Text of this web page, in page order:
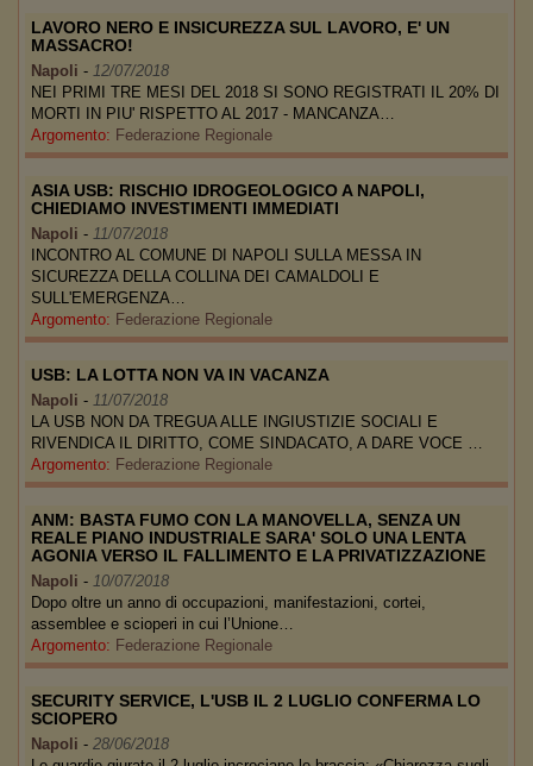
LAVORO NERO E INSICUREZZA SUL LAVORO, E' UN
MASSACRO!
Napoli - 12/07/2018
NEI PRIMI TRE MESI DEL 2018 SI SONO REGISTRATI IL 20% DI
MORTI IN PIU' RISPETTO AL 2017 - MANCANZA…
Argomento: Federazione Regionale
ASIA USB: RISCHIO IDROGEOLOGICO A NAPOLI,
CHIEDIAMO INVESTIMENTI IMMEDIATI
Napoli - 11/07/2018
INCONTRO AL COMUNE DI NAPOLI SULLA MESSA IN
SICUREZZA DELLA COLLINA DEI CAMALDOLI E
SULL'EMERGENZA…
Argomento: Federazione Regionale
USB: LA LOTTA NON VA IN VACANZA
Napoli - 11/07/2018
LA USB NON DA TREGUA ALLE INGIUSTIZIE SOCIALI E
RIVENDICA IL DIRITTO, COME SINDACATO, A DARE VOCE …
Argomento: Federazione Regionale
ANM: BASTA FUMO CON LA MANOVELLA, SENZA UN
REALE PIANO INDUSTRIALE SARA' SOLO UNA LENTA
AGONIA VERSO IL FALLIMENTO E LA PRIVATIZZAZIONE
Napoli - 10/07/2018
Dopo oltre un anno di occupazioni, manifestazioni, cortei,
assemblee e scioperi in cui l’Unione…
Argomento: Federazione Regionale
SECURITY SERVICE, L'USB IL 2 LUGLIO CONFERMA LO
SCIOPERO
Napoli - 28/06/2018